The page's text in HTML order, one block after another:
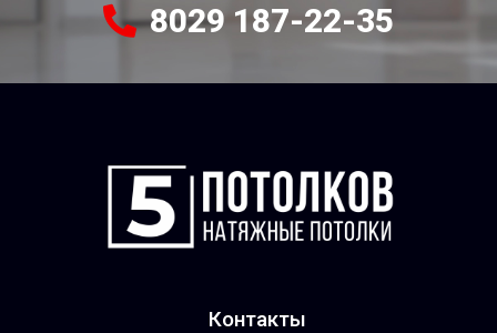
8029 187-22-35
Контакты